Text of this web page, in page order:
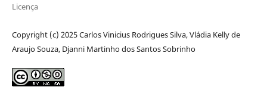
Licença
Copyright (c) 2025 Carlos Vinicius Rodrigues Silva, Vládia Kelly de
Araujo Souza, Djanni Martinho dos Santos Sobrinho